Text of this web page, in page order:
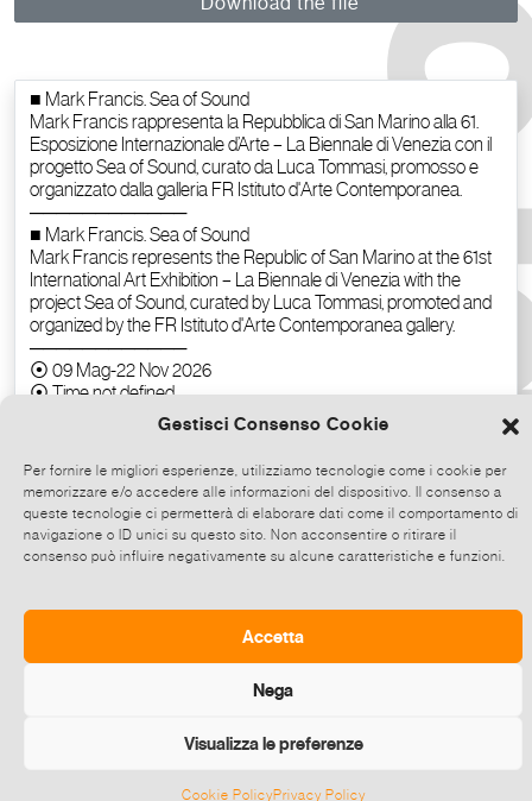
Gestisci Consenso Cookie
Per fornire le migliori esperienze, utilizziamo tecnologie come i cookie per
memorizzare e/o accedere alle informazioni del dispositivo. Il consenso a
queste tecnologie ci permetterà di elaborare dati come il comportamento di
navigazione o ID unici su questo sito. Non acconsentire o ritirare il
consenso può influire negativamente su alcune caratteristiche e funzioni.
Accetta
Nega
Visualizza le preferenze
Cookie PolicyPrivacy Policy